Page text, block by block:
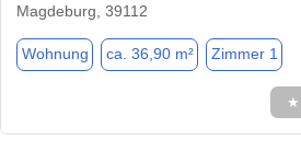
Magdeburg, 39112
Wohnung ca. 36,90 m² Zimmer 1
★